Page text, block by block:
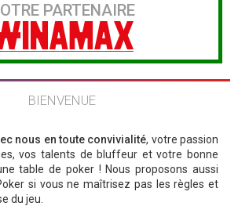
PARTENAIRE
BIENVENUE
nous en toute convivialité, votre passion
vos talents de bluffeur et votre bonne
table de poker ! Nous proposons aussi
si vous ne maîtrisez pas les règles et
du jeu.